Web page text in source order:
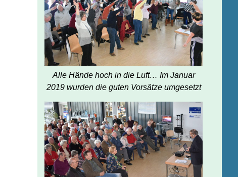
Alle Hände hoch in die Luft… Im Januar
2019 wurden die guten Vorsätze umgesetzt